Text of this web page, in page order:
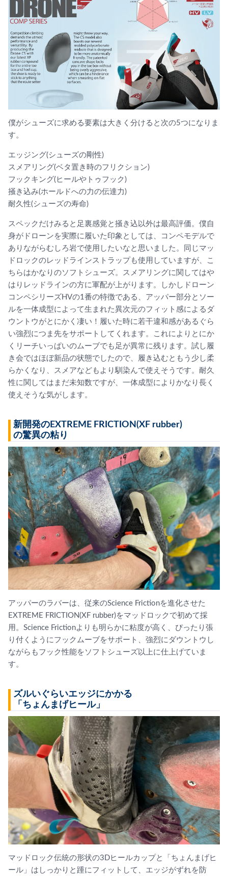
僕がシューズに求める要素は大きく分けると次の5つになりま
す。
エッジング(シューズの剛性)
スメアリング(ベタ置き時のフリクション)
フックキング(ヒールやトゥフック)
掻き込み(ホールドへの力の伝達力)
耐久性(シューズの寿命)
スペックだけみると足裏感覚と掻き込以外は最高評価。僕自
身がドローンを実際に履いた印象としては、コンペモデルで
ありながらむしろ岩で使用したいなと思いました。同じマッ
ドロックのレッドラインストラップも使用していますが、こ
ちらはかなりのソフトシューズ。スメアリングに関してはや
はりレッドラインの方に軍配が上がります。しかしドローン
コンペシリーズHVの1番の特徴である、アッパー部分とソー
ルを一体成型によって生まれた異次元のフィット感によるダ
ウントウがとにかく凄い！履いた時に若干違和感があるぐら
い強烈につま先をサポートしてくれます。これによりとにか
くリーチいっぱいのムーブでも足が異常に残ります。試し履
き会ではほぼ新品の状態でしたので、履き込むともう少し柔
らかくなり、スメアなどもより馴染んで使えそうです。耐久
性に関してはまだ未知数ですが、一体成型によりかなり長く
使えそうな気がします。
新開発のEXTREME FRICTION(XF rubber)
の驚異の粘り
アッパーのラバーは、従来のScience Frictionを進化させた
EXTREME FRICTION(XF rubber)をマッドロックで初めて採
用。Science Frictionよりも明らかに粘度が高く、ぴったり張
り付くようにフックムーブをサポート、強烈にダウントウし
ながらもフック性能をソフトシューズ以上に仕上げていま
す。
ズルいぐらいエッジにかかる
「ちょんまげヒール」
マッドロック伝統の形状の3Dヒールカップと「ちょんまげヒ
ール」はしっかりと踵にフィットして、エッジがずれを防